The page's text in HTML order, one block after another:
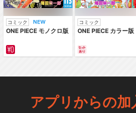
y…
プリパ
コミック
ONE PIECE モノクロ版
コミック
ONE PIECE カラー版
アプリからの加